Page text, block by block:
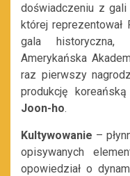
doświadczeniu z
której reprezentował
gala
Amerykańska
raz pierwszy
produkcję
Joon-ho.
Kultywowanie –
opisywanych
opowiedział o